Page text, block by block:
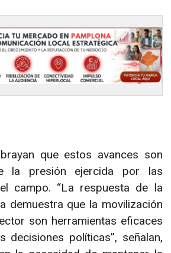
que estos avances son
la presión ejercida por las
campo. “La respuesta de la
demuestra que la movilización
son herramientas eficaces
decisiones políticas”, señalan,